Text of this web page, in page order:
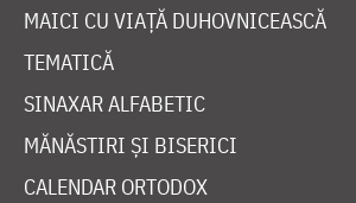
MAICI CU VIAȚĂ DUHOVNICEASCĂ
TEMATICĂ
SINAXAR ALFABETIC
MĂNĂSTIRI ȘI BISERICI
CALENDAR ORTODOX